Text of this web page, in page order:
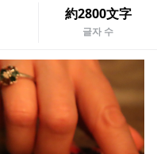
約2800文字
글자 수